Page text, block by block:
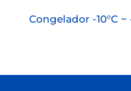
Congelador -10°C ~